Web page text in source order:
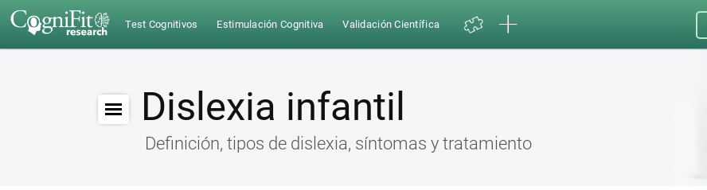
Test Cognitivos Estimulación Cognitiva Validación Científica
Dislexia infantil
Definición, tipos de dislexia, síntomas y tratamiento